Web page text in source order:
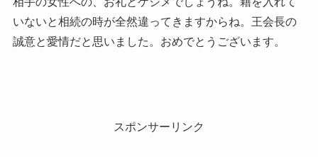
いないと相続の時が全然違ってきますからね。王会長の
誠意と愛情だと思いました。おめでとうございます。
スポンサーリンク